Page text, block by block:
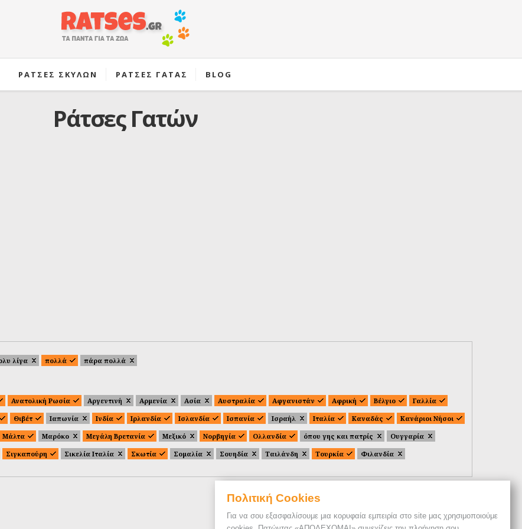
Πολιτική Cookies
Για να σου εξασφαλίσουμε μια κορυφαία εμπειρία στο site μας χρησιμοποιούμε
ΡΑΤΣΕΣ ΣΚΥΛΩΝ ΡΑΤΣΕΣ ΓΑΤΑΣ BLOG
Ράτσες Γατών
λίγα πολλά πάρα πολλά
Ανατολική Ρωσία Αργεντινή Αρμενία Ασία Αυστραλία Αφγανιστάν Αφρική Βέλγιο
Γαλλία
Θιβέτ Ιαπωνία Ινδία Ιρλανδία Ισλανδία Ισπανία Ισραήλ Ιταλία Καναδάς
Κανάριοι Νήσοι
Μάλτα Μαρόκο Μεγάλη Βρετανία Μεξικό Νορβηγία Ολλανδία όπου γης και πατρίς
Ουγγαρία
Σιγκαπούρη Σικελία Ιταλία Σκωτία Σομαλία Σουηδία Ταιλάνδη Τουρκία Φιλανδία